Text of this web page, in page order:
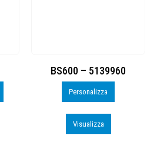
BS600 – 5139960
Personalizza